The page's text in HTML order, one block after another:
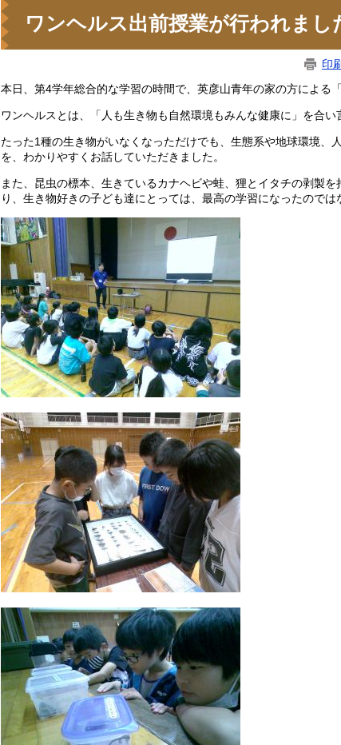
ワンヘルス出前授業が行われまし
印
本日、第4学年総合的な学習の時間で、英彦山青年の家の方による
ワンヘルスとは、「人も生き物も自然環境もみんな健康に」を合い
たった1種の生き物がいなくなっただけでも、生態系や地球環境、
を、わかりやすくお話していただきました。
また、昆虫の標本、生きているカナヘビや蛙、狸とイタチの剥製
り、生き物好きの子ども達にとっては、最高の学習になったのでは